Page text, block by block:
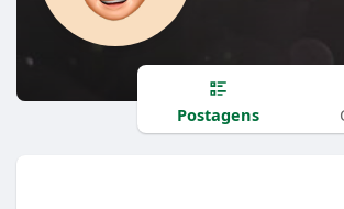
Postagens